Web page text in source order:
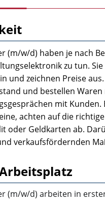
(m/w/d) haben je nach
zu tun.
und zeichnen Preise
und bestellen
mit
achten auf die
oder Geldkarten ab.
verkaufsfördernden
(m/w/d) arbeiten in